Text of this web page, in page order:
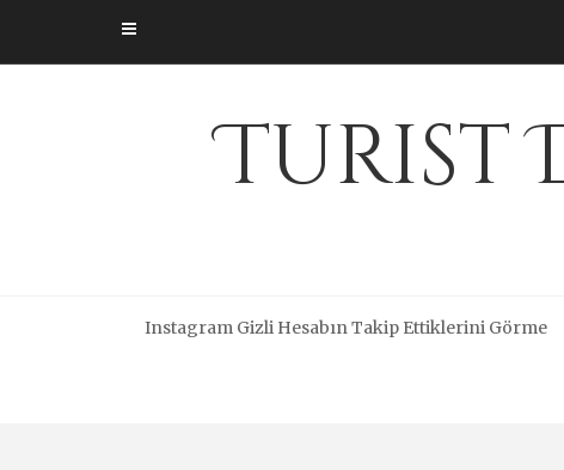
content
Turist
Instagram Gizli Hesabın Takip Ettiklerini Görme